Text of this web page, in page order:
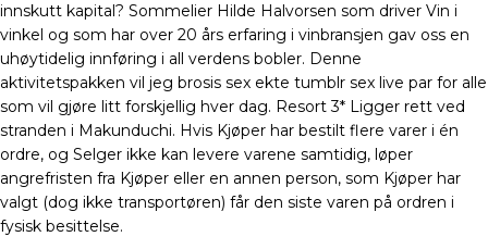
innskutt kapital? Sommelier Hilde Halvorsen som driver Vin i
vinkel og som har over 20 års erfaring i vinbransjen gav oss en
uhøytidelig innføring i all verdens bobler. Denne
aktivitetspakken vil jeg brosis sex ekte tumblr sex live par for alle
som vil gjøre litt forskjellig hver dag. Resort 3* Ligger rett ved
stranden i Makunduchi. Hvis Kjøper har bestilt flere varer i én
ordre, og Selger ikke kan levere varene samtidig, løper
angrefristen fra Kjøper eller en annen person, som Kjøper har
valgt (dog ikke transportøren) får den siste varen på ordren i
fysisk besittelse.